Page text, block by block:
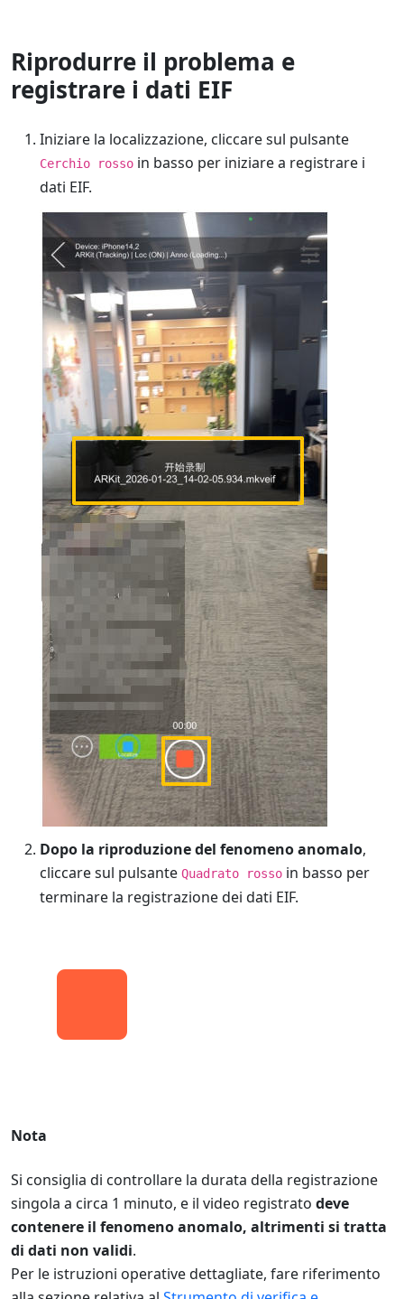
Riprodurre il problema e
registrare i dati EIF
Iniziare la localizzazione, cliccare sul pulsante
Cerchio rosso in basso per iniziare a registrare i
dati EIF.
Dopo la riproduzione del fenomeno anomalo,
cliccare sul pulsante Quadrato rosso in basso per
terminare la registrazione dei dati EIF.
Nota
Si consiglia di controllare la durata della registrazione
singola a circa 1 minuto, e il video registrato deve
contenere il fenomeno anomalo, altrimenti si tratta
di dati non validi.
Per le istruzioni operative dettagliate, fare riferimento